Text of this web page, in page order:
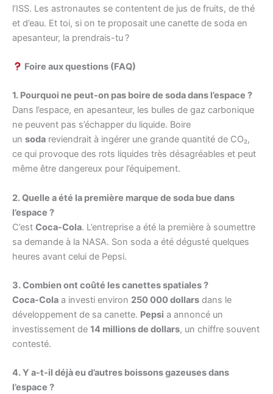
l’ISS. Les astronautes se contentent de jus de fruits, de thé
et d’eau. Et toi, si on te proposait une canette de soda en
apesanteur, la prendrais-tu ?
Foire aux questions (FAQ)
1. Pourquoi ne peut-on pas boire de soda dans l’espace ?
Dans l’espace, en apesanteur, les bulles de gaz carbonique
ne peuvent pas s’échapper du liquide. Boire
un soda reviendrait à ingérer une grande quantité de CO₂,
ce qui provoque des rots liquides très désagréables et peut
même être dangereux pour l’équipement.
2. Quelle a été la première marque de soda bue dans
l’espace ?
C’est Coca-Cola. L’entreprise a été la première à soumettre
sa demande à la NASA. Son soda a été dégusté quelques
heures avant celui de Pepsi.
3. Combien ont coûté les canettes spatiales ?
Coca-Cola a investi environ 250 000 dollars dans le
développement de sa canette. Pepsi a annoncé un
investissement de 14 millions de dollars, un chiffre souvent
contesté.
4. Y a-t-il déjà eu d’autres boissons gazeuses dans
l’espace ?